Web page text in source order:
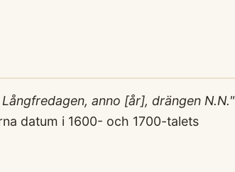
anno [år], drängen N.N."
datum i 1600- och 1700-talets